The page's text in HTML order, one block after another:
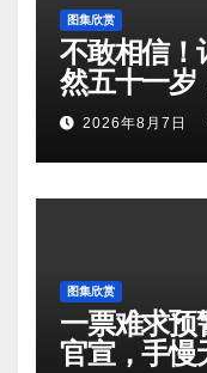
图集欣赏
不敢相信！
然五十一岁
2026年8月7日
图集欣赏
一票难求预
官宣，手慢